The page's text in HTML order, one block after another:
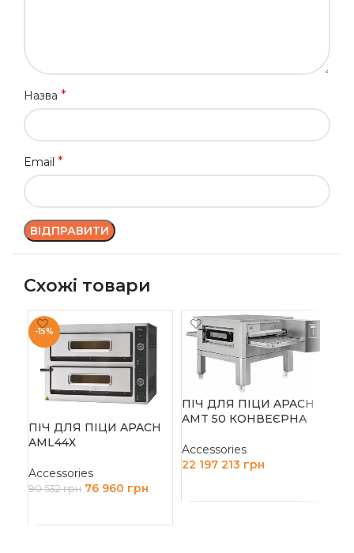
Назва *
Email *
Схожі товари
-15%
ПІЧ ДЛЯ ПІЦИ APACH
AML44X
Accessories
90 532грн 76 960 грн
ПІЧ ДЛЯ ПІЦИ APACH
AMT 50 КОНВЕЄРНА
Accessories
22 197 213 грн